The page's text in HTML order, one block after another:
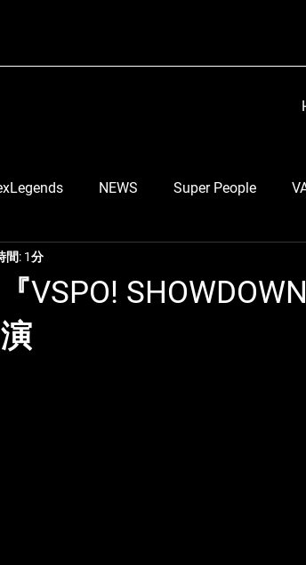
NEWS Super People
顔芸
VSPO!
間: 1分